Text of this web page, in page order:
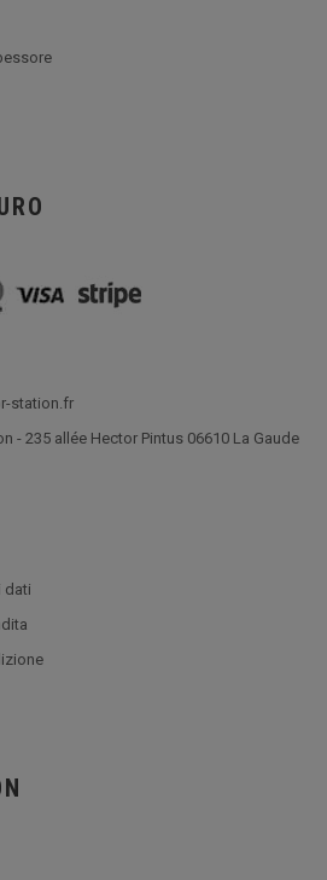
station.fr
- 235 allée Hector Pintus 06610 La Gaude
dati